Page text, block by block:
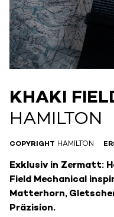
KHAKI
HAMILTON
COPYRIGHT HAMILTON
Exklusiv in Zermatt:
Field Mechanical
Matterhorn,
Präzision.